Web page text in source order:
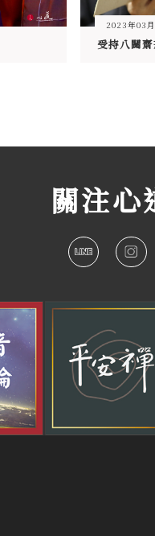
2023年03
受持八關
關注心